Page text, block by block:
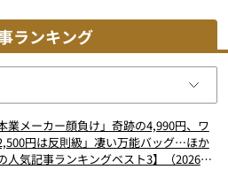
ランキング
業メーカー顔負け」奇跡の4,990円、ワ
円は反則級」凄い万能バッグ…ほか
人気記事ランキングベスト3】（2026年